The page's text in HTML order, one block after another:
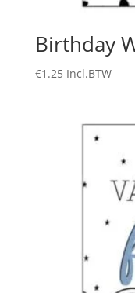
Birthday
€1.25 Incl.BTW